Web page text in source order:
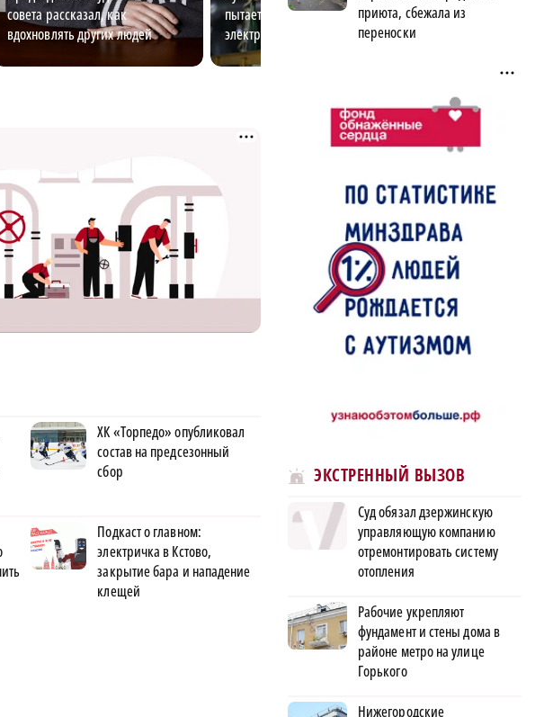
совета рассказал, как
вдохновлять других людей
пытается разгадать тайны
электричества
перспективы и
ХК «Торпедо» опубликовал
состав на предсезонный
сбор
Подкаст о главном:
электричка в Кстово,
закрытие бара и нападение
клещей
приюта, сбежала из
переноски
ЭКСТРЕННЫЙ ВЫЗОВ
Суд обязал дзержинскую
управляющую компанию
отремонтировать систему
отопления
Рабочие укрепляют
фундамент и стены дома в
районе метро на улице
Горького
Нижегородские